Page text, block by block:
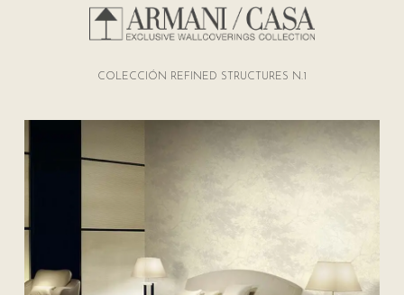
COLECCIÓN REFINED STRUCTURES N.1